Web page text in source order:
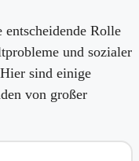
entscheidende Rolle
und sozialer
sind einige
von großer